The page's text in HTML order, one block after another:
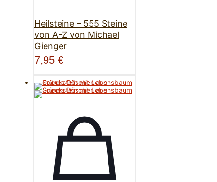
Heilsteine – 555 Steine
von A-Z von Michael
Gienger
7,95 €